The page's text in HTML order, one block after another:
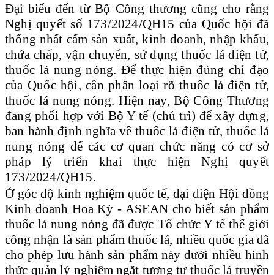
Đại biểu đến từ Bộ Công thương cũng cho rằng
Nghị quyết số 173/2024/QH15 của Quốc hội đã
thống nhất cấm sản xuất, kinh doanh, nhập khẩu,
chứa chấp, vận chuyển, sử dụng thuốc lá điện tử,
thuốc lá nung nóng. Để thực hiện đúng chỉ đạo
của Quốc hội, cần phân loại rõ thuốc lá điện tử,
thuốc lá nung nóng. Hiện nay, Bộ Công Thương
đang phối hợp với Bộ Y tế (chủ trì) để xây dựng,
ban hành định nghĩa về thuốc lá điện tử, thuốc lá
nung nóng để các cơ quan chức năng có cơ sở
pháp lý triển khai thực hiện Nghị quyết
173/2024/QH15.
Ở góc độ kinh nghiệm quốc tế, đại diện Hội đồng
Kinh doanh Hoa Kỳ - ASEAN cho biết sản phẩm
thuốc lá nung nóng đã được Tổ chức Y tế thế giới
công nhận là sản phẩm thuốc lá, nhiều quốc gia đã
cho phép lưu hành sản phẩm này dưới nhiều hình
thức quản lý nghiêm ngặt tương tự thuốc lá truyền